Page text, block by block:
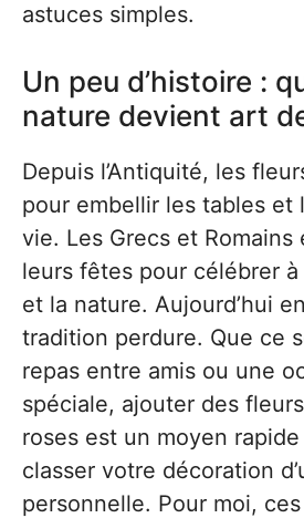
astuces simples.
Un peu d’histoire :
nature devient art
Depuis l’Antiquité, les
pour embellir les tables et
vie. Les Grecs et Romains
leurs fêtes pour célébrer
et la nature. Aujourd’hui
tradition perdure. Que ce
repas entre amis ou une
spéciale, ajouter des
roses est un moyen
classer votre décoration
personnelle. Pour moi,